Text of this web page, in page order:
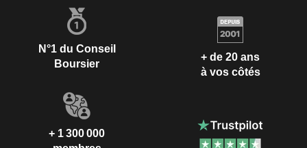
N°1 du Conseil
Boursier
+ de 20 ans
à vos côtés
+ 1 300 000